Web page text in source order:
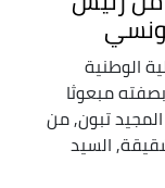
الوطنية
مبعوثا
تبون, من
السيد